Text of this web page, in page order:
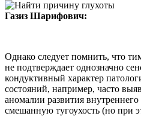
Газиз Шарифович:
Однако следует помнить, что
не подтверждает однозначно
кондуктивный характер
состояний, например, часто
аномалии развития
смешанную тугоухость (но при